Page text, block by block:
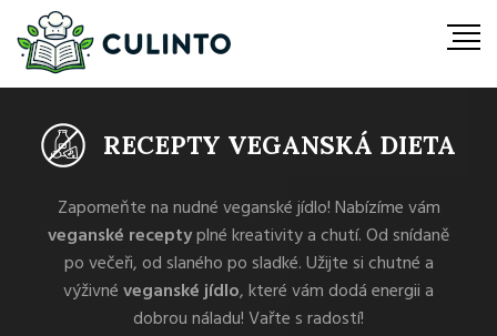
RECEPTY VEGANSKÁ DIETA
Zapomeňte na nudné veganské jídlo! Nabízíme vám
veganské receptyplné kreativity a chutí. Od snídaně
po večeři, od slaného po sladké. Užijte si chutné a
výživnéveganské jídlo, které vám dodá energii a
dobrou náladu! Vařte s radostí!